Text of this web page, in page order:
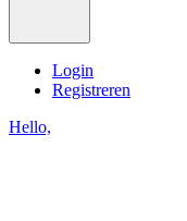
Login
Registreren
Hello,